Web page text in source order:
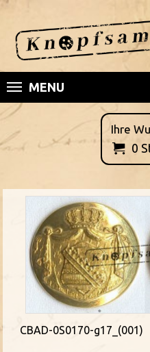
MENU
Ihre
 0
CBAD-0S0170-g17_(001)